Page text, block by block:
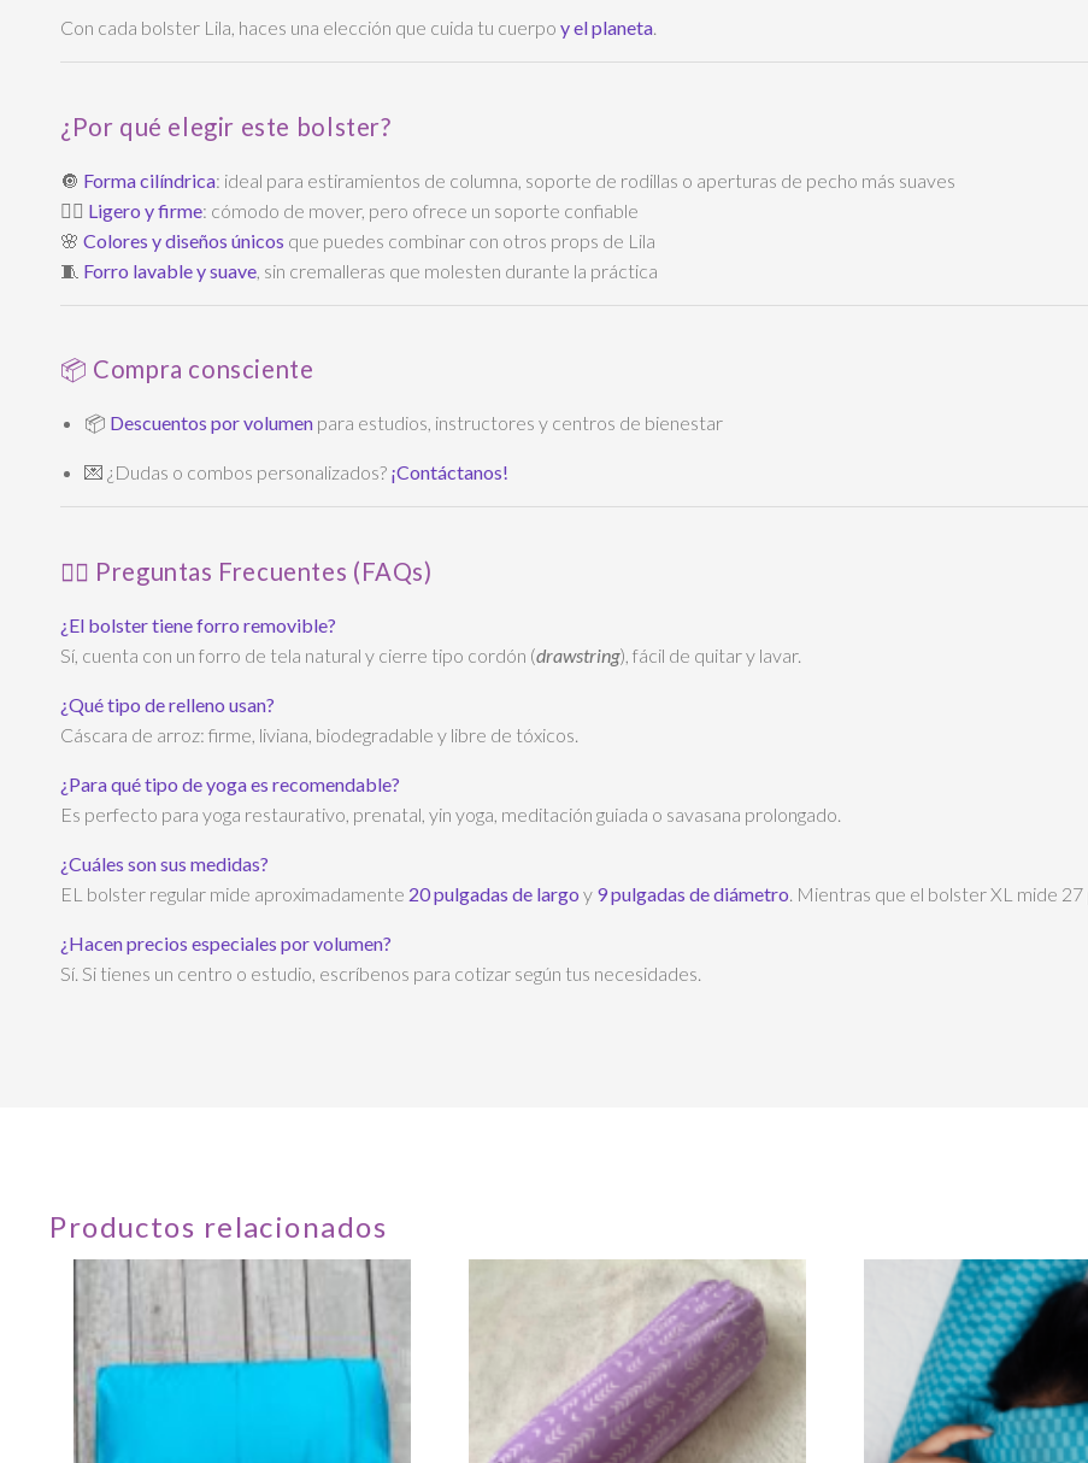
Con cada bolster Lila, haces una elección que cuida tu cuerpo y el planeta.
¿Por qué elegir este bolster?
🔘 Forma cilíndrica: ideal para estiramientos de columna, soporte de rodillas o aperturas de pecho más suaves
🧘‍♀️ Ligero y firme: cómodo de mover, pero ofrece un soporte confiable
🌸 Colores y diseños únicos que puedes combinar con otros props de Lila
🧵 Forro lavable y suave, sin cremalleras que molesten durante la práctica
📦 Compra consciente
📦 Descuentos por volumen para estudios, instructores y centros de bienestar
💌 ¿Dudas o combos personalizados? ¡Contáctanos!
🙋‍♀️ Preguntas Frecuentes (FAQs)
¿El bolster tiene forro removible?
Sí, cuenta con un forro de tela natural y cierre tipo cordón (drawstring), fácil de quitar y lavar.
¿Qué tipo de relleno usan?
Cáscara de arroz: firme, liviana, biodegradable y libre de tóxicos.
¿Para qué tipo de yoga es recomendable?
Es perfecto para yoga restaurativo, prenatal, yin yoga, meditación guiada o savasana prolongado.
¿Cuáles son sus medidas?
EL bolster regular mide aproximadamente 20 pulgadas de largo y 9 pulgadas de diámetro. Mientras que el bolster XL mide
¿Hacen precios especiales por volumen?
Sí. Si tienes un centro o estudio, escríbenos para cotizar según tus necesidades.
Productos relacionados